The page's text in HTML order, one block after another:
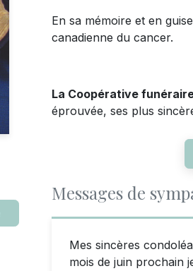
En sa mémoire et en
canadienne du cancer.
La Coopérative
éprouvée, ses plus
Messages de
Mes sincères
mois de juin prochain